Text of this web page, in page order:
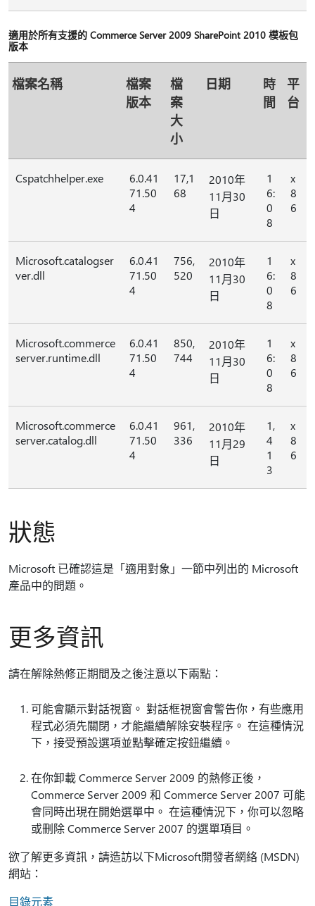
適用於所有支援的 Commerce Server 2009 SharePoint 2010 模板包
版本
檔案名稱
檔案
版本
檔
案
大
小
日期
時
間
平
台
Cspatchhelper.exe
6.0.41
71.50
4
17,1
68
2010年
11月30
日
1
6:
0
8
x
8
6
Microsoft.catalogser
ver.dll
6.0.41
71.50
4
756,
520
2010年
11月30
日
1
6:
0
8
x
8
6
Microsoft.commerce
server.runtime.dll
6.0.41
71.50
4
850,
744
2010年
11月30
日
1
6:
0
8
x
8
6
Microsoft.commerce
server.catalog.dll
6.0.41
71.50
4
961,
336
2010年
11月29
日
1,
4
1
3
x
8
6
狀態
Microsoft 已確認這是「適用對象」一節中列出的 Microsoft
產品中的問題。
更多資訊
請在解除熱修正期間及之後注意以下兩點：
可能會顯示對話視窗。 對話框視窗會警告你，有些應用
程式必須先關閉，才能繼續解除安裝程序。 在這種情況
下，接受預設選項並點擊確定按鈕繼續。
在你卸載 Commerce Server 2009 的熱修正後，
Commerce Server 2009 和 Commerce Server 2007 可能
會同時出現在開始選單中。 在這種情況下，你可以忽略
或刪除 Commerce Server 2007 的選單項目。
欲了解更多資訊，請造訪以下Microsoft開發者網絡 (MSDN)
網站：
目錄元素